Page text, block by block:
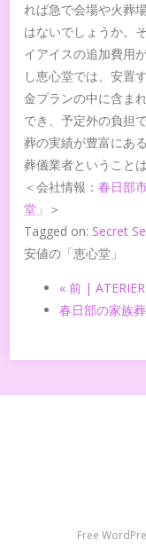
れば急で会場や火葬
はないでしょうか。
イアイスの追加費用
し恵心堂では、安置
金プランの中に含ま
でき、予定外の負担
葬の実績が豊富にあ
葬儀業者ということ
＜会社情報：春日部
堂」 ＞
Tagged on: Secret
安値の「恵心堂」
« 前 |
春日部の家族
Free